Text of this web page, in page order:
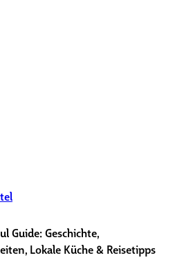
Guide: Geschichte,
Lokale Küche & Reisetipps